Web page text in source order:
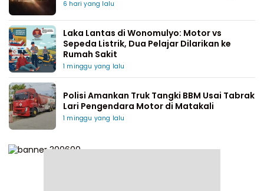
6 hari yang lalu
Laka Lantas di Wonomulyo: Motor vs
Sepeda Listrik, Dua Pelajar Dilarikan ke
Rumah Sakit
1 minggu yang lalu
Polisi Amankan Truk Tangki BBM Usai Tabrak
Lari Pengendara Motor di Matakali
1 minggu yang lalu